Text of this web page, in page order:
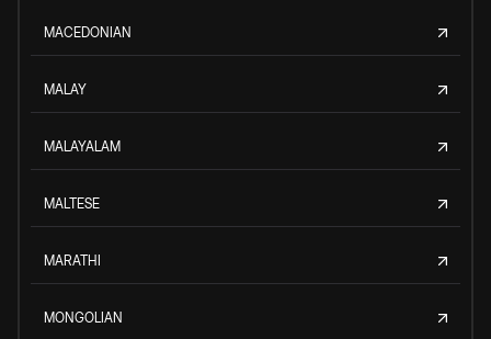
MACEDONIAN
MALAY
MALAYALAM
MALTESE
MARATHI
MONGOLIAN